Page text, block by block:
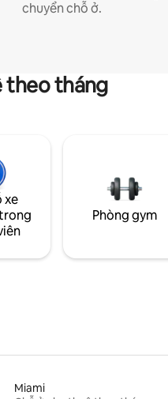
chuyển chỗ ở.
theo tháng
xe
Phòng gym
Miami